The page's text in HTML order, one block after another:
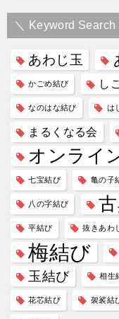
＼ Keyword Search
あわじ玉
かごめ結び し
なのはな結び は
まるくなる会
オンライ
七宝結び 亀の子
八の字結び
平結び 抜きあわ
梅結び
玉結び
相生
花芯結び 袈裟結